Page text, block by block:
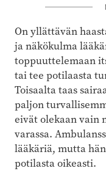
On yllättävän
ja näkökulma
toppuuttelemaan
tai tee potilaasta
Toisaalta taas
paljon
eivät olekaan vain
varassa.
lääkäriä, mutta
potilasta oikeasti.